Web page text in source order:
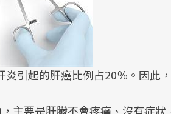
引起的肝癌比例占20％。因此
主要是肝臟不會疼痛、沒有症狀